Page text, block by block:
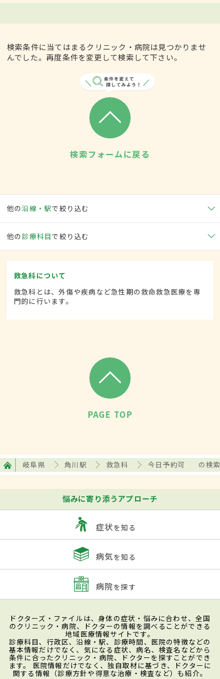
検索条件に当てはまるクリニック・病院は見つかりませ
んでした。再度条件を変更して検索して下さい。
検索フォームに戻る
他の沿線・駅で絞り込む
他の 診療科目で絞り込む
救急科について
救急科とは、外傷や疾病など急性期の救命救急医療を専
門的に行います。
PAGE TOP
岐阜県 角川駅 救急科 今日予約可 の検
悩みに寄り添うアプローチ
症状を知る
病気を知る
病院を探す
ドクターズ・ファイルは、身体の症状・悩みに合わせ、全国
のクリニック・病院、ドクターの情報を調べることができる
地域医療情報サイトです。
診療科目、行政区、沿線・駅、診療時間、医院の特徴などの
基本情報だけでなく、気になる症状、病名、検査名などから
条件に合ったクリニック・病院、ドクターを探すことができ
ます。 医院情報だけでなく、独自取材に基づき、ドクターに
関する情報（診療方針や得意な治療・検査など）も紹介。